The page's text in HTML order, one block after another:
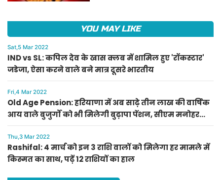
YOU MAY LIKE
Sat,5 Mar 2022
IND vs SL: कपिल देव के खास क्लब में शामिल हुए 'रॉकस्टार'
जडेजा, ऐसा करने वाले बने मात्र दूसरे भारतीय
Fri,4 Mar 2022
Old Age Pension: हरियाणा में अब साढ़े तीन लाख की वार्षिक
आय वाले बुजुर्गों को भी मिलेगी बुढ़ापा पेंशन, सीएम मनोहर
लाल का ऐलान
Thu,3 Mar 2022
Rashifal: 4 मार्च को इन 3 राशि वालों को मिलेगा हर मामले में
किस्मत का साथ, पढ़ें 12 राशियों का हाल